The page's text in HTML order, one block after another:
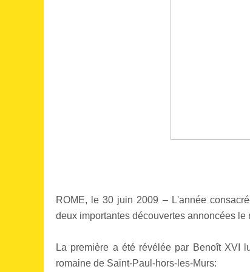
ROME, le 30 juin 2009 – L'année
deux importantes découvertes annoncées le
La première a été révélée par Benoît XVI
romaine de Saint-Paul-hors-les-Murs: